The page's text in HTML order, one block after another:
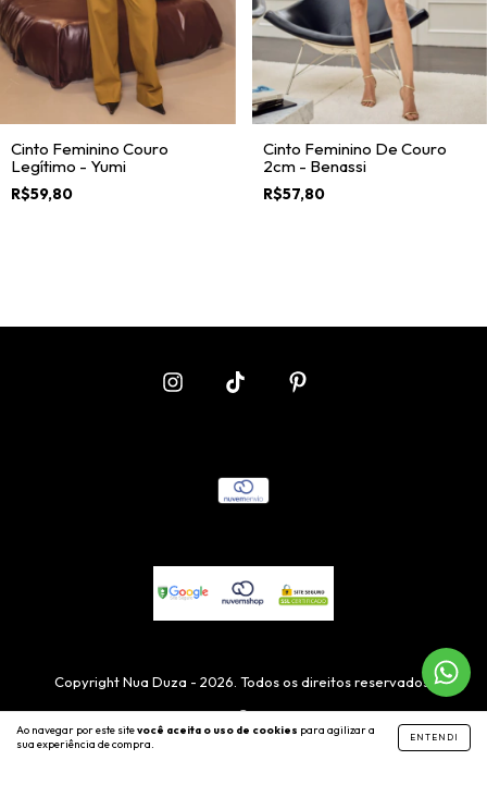
Ao navegar por este sitevocê aceita o uso de cookies para agilizar a
sua experiência de compra.
ENTENDI
Cinto Feminino Couro
Legítimo - Yumi
R$59,80
Cinto Feminino De Couro
2cm - Benassi
R$57,80
Copyright Nua Duza - 2026. Todos os direitos reservados.